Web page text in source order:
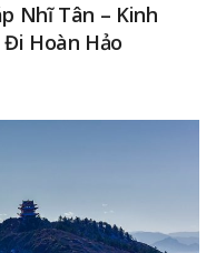
Nhĩ Tân – Kinh
Hoàn Hảo